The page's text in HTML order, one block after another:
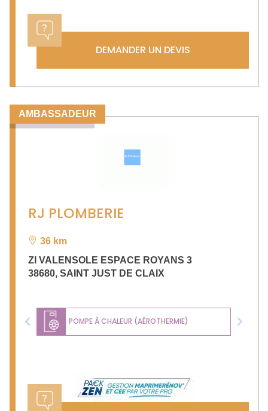
DEMANDER UN DEVIS
AMBASSADEUR
RJ PLOMBERIE
36 km
ZI VALENSOLE ESPACE ROYANS 3
38680, SAINT JUST DE CLAIX
POMPE À CHALEUR (AÉROTHERMIE)
Previous Next